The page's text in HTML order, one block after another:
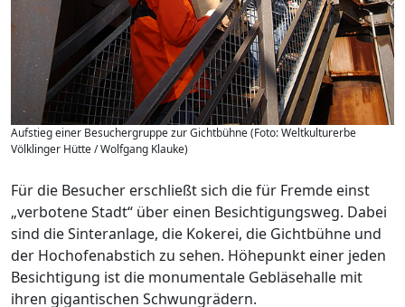
Aufstieg einer Besuchergruppe zur Gichtbühne (Foto: Weltkulturerbe
Völklinger Hütte / Wolfgang Klauke)
Für die Besucher erschließt sich die für Fremde einst
„verbotene Stadt“ über einen Besichtigungsweg. Dabei
sind die Sinteranlage, die Kokerei, die Gichtbühne und
der Hochofenabstich zu sehen. Höhepunkt einer jeden
Besichtigung ist die monumentale Gebläsehalle mit
ihren gigantischen Schwungrädern.